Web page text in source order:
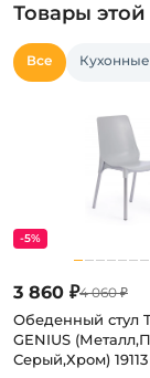
Товары
Все Кухонные
3 860 ₽4 060 ₽
-5%
Обеденный стул
GENIUS
Серый,Хром) 19113